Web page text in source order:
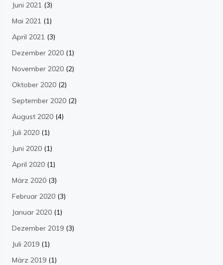
Juni 2021 (3)
Mai 2021 (1)
April 2021 (3)
Dezember 2020 (1)
November 2020 (2)
Oktober 2020 (2)
September 2020 (2)
August 2020 (4)
Juli 2020 (1)
Juni 2020 (1)
April 2020 (1)
März 2020 (3)
Februar 2020 (3)
Januar 2020 (1)
Dezember 2019 (3)
Juli 2019 (1)
März 2019 (1)